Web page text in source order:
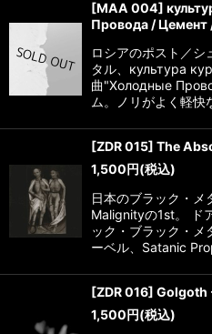
[MAA 004]
Провода / Цемент
ロシアのポスト／シ
タル、культура
曲"Холодные
ム。ノリがよく軽
[ZDR 015] The
1,500円(税込)
日本のブラック・
Malignityの1st。 ド
ック・ブラック・メ
ーベル、Satanic
[ZDR 016] Golgoth
1,500円(税込)